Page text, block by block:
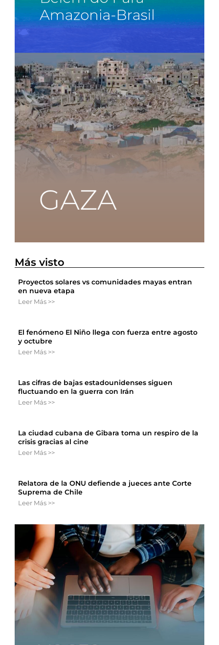
Más visto
Proyectos solares vs comunidades mayas entran
en nueva etapa
Leer Más >>
El fenómeno El Niño llega con fuerza entre agosto
y octubre
Leer Más >>
Las cifras de bajas estadounidenses siguen
fluctuando en la guerra con Irán
Leer Más >>
La ciudad cubana de Gibara toma un respiro de la
crisis gracias al cine
Leer Más >>
Relatora de la ONU defiende a jueces ante Corte
Suprema de Chile
Leer Más >>